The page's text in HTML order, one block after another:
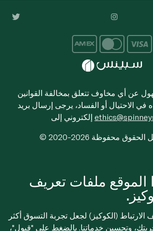
عن أي مخاوف تتعلق بمخالفة القوانين
في الاحتيال أو الفساد، يرجى إرسال بريد
كل الحقوق محفوظة
الموقع ملفات تعريف
(الكوكيز) لجعل تجربة التسوق أكثر
وتحسين خدماتنا. بالضغط على "قبول"،